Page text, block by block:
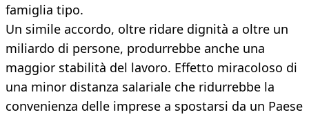
famiglia tipo.
Un simile accordo, oltre ridare dignità a oltre un
miliardo di persone, produrrebbe anche una
maggior stabilità del lavoro. Effetto miracoloso di
una minor distanza salariale che ridurrebbe la
convenienza delle imprese a spostarsi da un Paese